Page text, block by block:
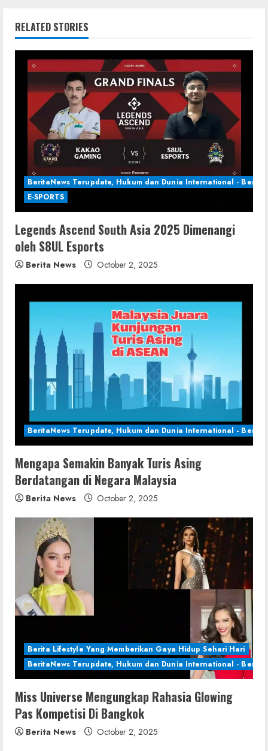
RELATED STORIES
BeritaNews Terupdate, Hukum dan Dunia International - Berita
E-SPORTS
Legends Ascend South Asia 2025 Dimenangi
oleh S8UL Esports
Berita News October 2, 2025
BeritaNews Terupdate, Hukum dan Dunia International - Berita
Mengapa Semakin Banyak Turis Asing
Berdatangan di Negara Malaysia
Berita News October 2, 2025
Berita Lifestyle Yang Memberikan Gaya Hidup Sehari Hari
BeritaNews Terupdate, Hukum dan Dunia International - Berita
Miss Universe Mengungkap Rahasia Glowing
Pas Kompetisi Di Bangkok
Berita News October 2, 2025